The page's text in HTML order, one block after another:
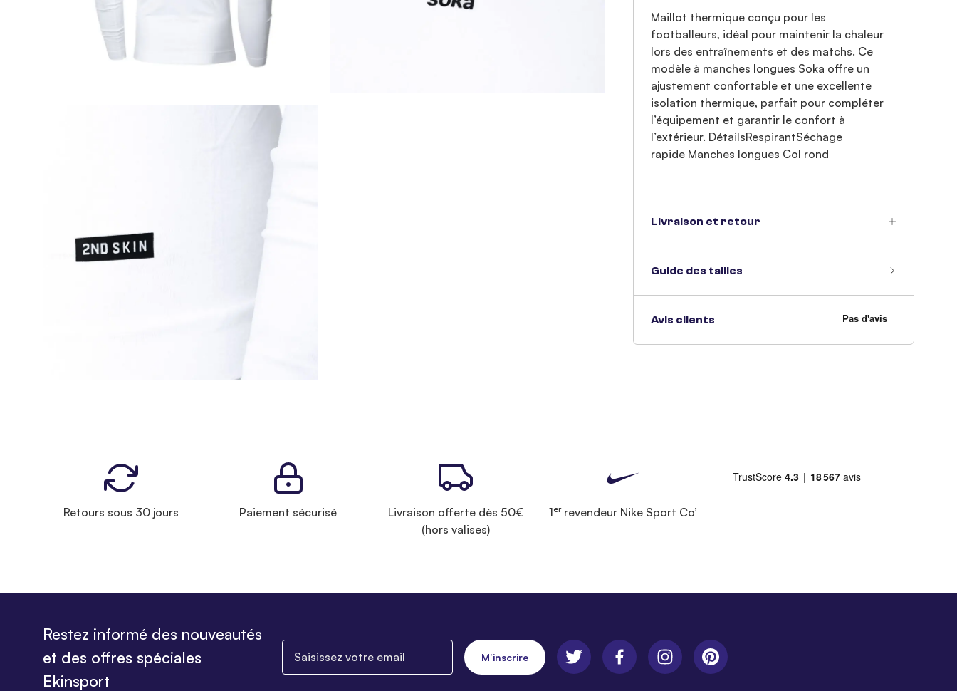
Maillot thermique conçu pour les
footballeurs, idéal pour maintenir la chaleur
lors des entraînements et des matchs. Ce
modèle à manches longues Soka offre un
ajustement confortable et une excellente
isolation thermique, parfait pour compléter
l’équipement et garantir le confort à
l’extérieur. DétailsRespirantSéchage
rapide Manches longues Col rond
Livraison et retour
Guide des tailles
Avis clients
Retours sous 30 jours Paiement sécurisé
Livraison offerte dès 50€
(hors valises)
1errevendeur Nike Sport Co’
Restez informé des nouveautés
et des offres spéciales
Ekinsport
Saisissez votre email
M’inscrire